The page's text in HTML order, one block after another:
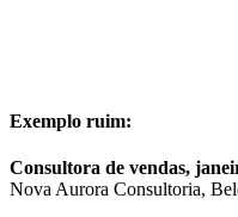
Exemplo ruim:
Consultora de vendas,
Nova Aurora Consultoria,